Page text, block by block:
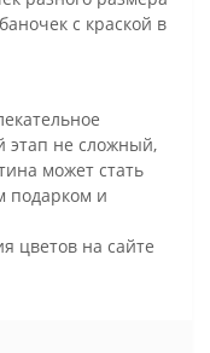
с краской в
этап не сложный,
может стать
подарком и
цветов на сайте